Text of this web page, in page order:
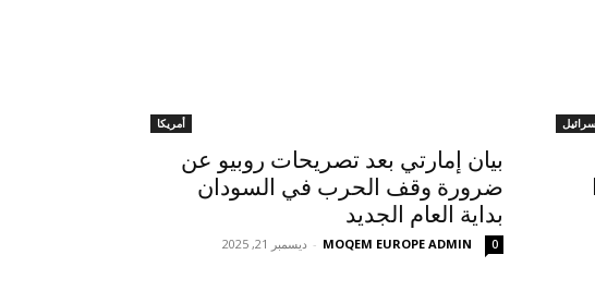
أمريكا
بيان إمارتي بعد تصريحات روبيو عن
ضرورة وقف الحرب في السودان
بداية العام الجديد
MOQEM EUROPE ADMIN
- ديسمبر 21, 2025 0